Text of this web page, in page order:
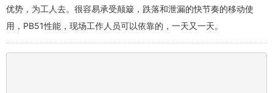
优势，为工人去。很容易承受颠簸，跌落和泄漏的快节奏的移动使
用，PB51性能，现场工作人员可以依靠的，一天又一天。